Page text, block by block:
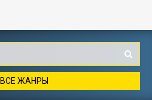
ВСЕ ЖАНРЫ